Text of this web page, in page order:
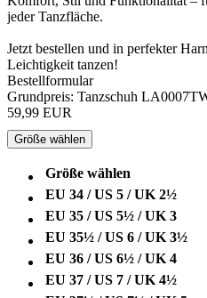
jeder Tanzfläche.
Jetzt bestellen und in perfekter
Leichtigkeit tanzen!
Bestellformular
Grundpreis: Tanzschuh
59,99 EUR
Größe wählen
Größe wählen
EU 34 / US 5 / UK 2½
EU 35 / US 5½ / UK 3
EU 35½ / US 6 / UK 3½
EU 36 / US 6½ / UK 4
EU 37 / US 7 / UK 4½